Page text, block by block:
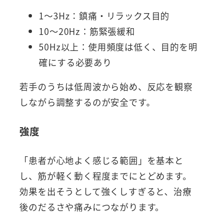
1～3Hz：鎮痛・リラックス目的
10～20Hz：筋緊張緩和
50Hz以上：使用頻度は低く、目的を明
確にする必要あり
若手のうちは低周波から始め、反応を観察
しながら調整するのが安全です。
強度
「患者が心地よく感じる範囲」を基本と
し、筋が軽く動く程度までにとどめます。
効果を出そうとして強くしすぎると、治療
後のだるさや痛みにつながります。